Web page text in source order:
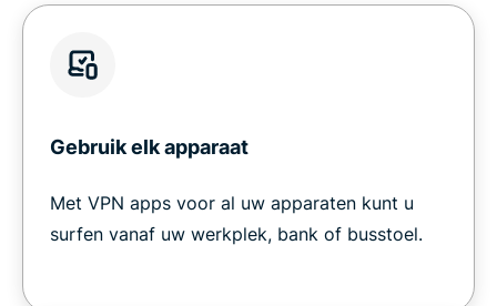
Gebruik elk apparaat
Met VPN apps voor al uw apparaten kunt u
surfen vanaf uw werkplek, bank of busstoel.